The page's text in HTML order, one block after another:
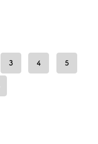
3 4 5